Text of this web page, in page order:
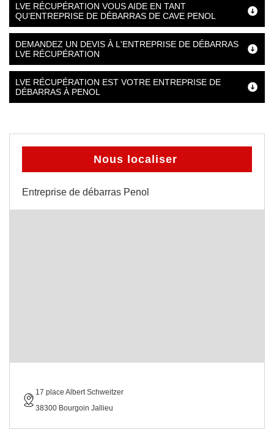
LVE RÉCUPÉRATION VOUS AIDE EN TANT
QU’ENTREPRISE DE DÉBARRAS DE CAVE PENOL
DEMANDEZ UN DEVIS À L'ENTREPRISE DE DÉBARRAS
LVE RÉCUPÉRATION
LVE RÉCUPÉRATION EST VOTRE ENTREPRISE DE
DÉBARRAS À PENOL
Nous localiser
Entreprise de débarras Penol
17 place Albert Schweitzer
38300 Bourgoin Jallieu